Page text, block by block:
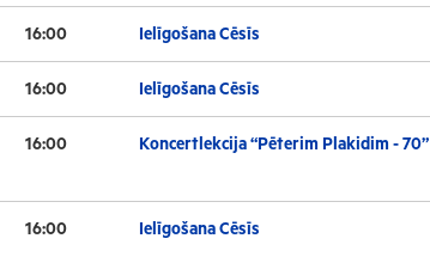
16:00 Ielīgošana Cēsīs
16:00 Ielīgošana Cēsīs
16:00 Koncertlekcija “Pēterim Plakidim - 70”
16:00 Ielīgošana Cēsīs